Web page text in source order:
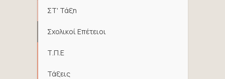
ΣΤ' Τάξη
Σχολικοί Επέτειοι
Τ.Π.Ε
Τάξεις